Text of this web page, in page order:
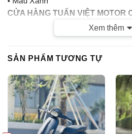
CỬA HÀNG TUẤN VIỆT MOTOR
– Xe chính chủ
– Giá thành hợp lý
– Xe chất lượng tốt, chất lượng
hành tuyệt đối Máy nguyên bản ,
– Dịch vụ tốt nhất: Các bạn mua
đều được tư vấn , xử lý Luôn và
Xem thêm
SẢN PHẨM TƯƠNG TỰ